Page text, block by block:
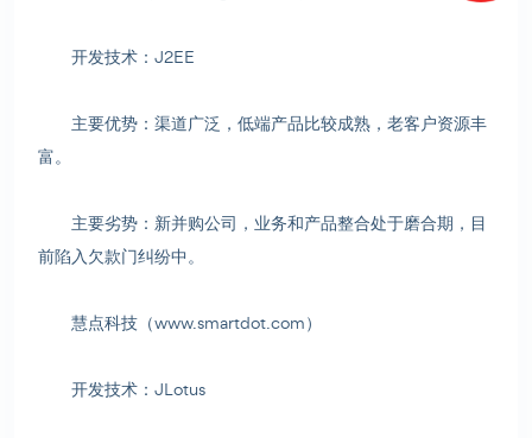
开发技术：J2EE
主要优势：渠道广泛，低端产品比较成熟，老客户资源丰
富。
主要劣势：新并购公司，业务和产品整合处于磨合期，目
前陷入欠款门纠纷中。
慧点科技（www.smartdot.com）
开发技术：JLotus